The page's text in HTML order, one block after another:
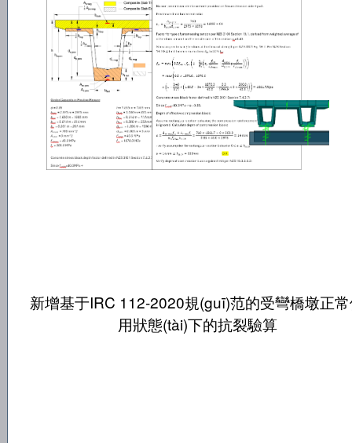
新增基于IRC 112-2020規(guī)范的受彎橋墩正
用狀態(tài)下的抗裂驗算